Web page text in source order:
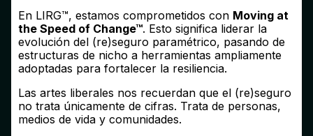
En LIRG™, estamos comprometidos con Moving at
the Speed of Change™. Esto significa liderar la
evolución del (re)seguro paramétrico, pasando de
estructuras de nicho a herramientas ampliamente
adoptadas para fortalecer la resiliencia.
Las artes liberales nos recuerdan que el (re)seguro
no trata únicamente de cifras. Trata de personas,
medios de vida y comunidades.